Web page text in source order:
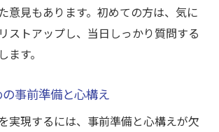
意見もあります。初めての方は、気に
ストアップし、当日しっかり質問する
ます。
事前準備と心構え
実現するには、事前準備と心構えが欠